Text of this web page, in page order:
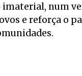
num
e reforça o